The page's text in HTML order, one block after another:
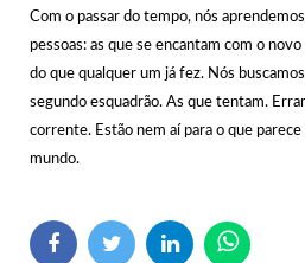
Com o passar do tempo, nós
pessoas: as que se encantam com o
do que qualquer um já fez. Nós
segundo esquadrão. As que tentam.
corrente. Estão nem aí para o que
mundo.